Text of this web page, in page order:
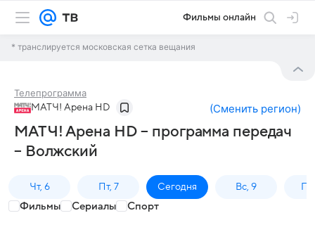
Фильмы онлайн
* транслируется московская сетка вещания
Телепрограмма
МАТЧ! Арена HD (Сменить регион)
МАТЧ! Арена HD – программа передач
– Волжский
Чт, 6 Пт, 7 Сегодня Вс, 9
Фильмы Сериалы Спорт